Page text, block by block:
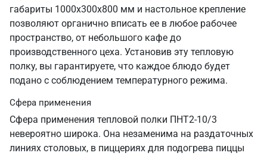
габариты 1000х300х800 мм и настольное крепление
позволяют органично вписать ее в любое рабочее
пространство, от небольшого кафе до
производственного цеха. Установив эту тепловую
полку, вы гарантируете, что каждое блюдо будет
подано с соблюдением температурного режима.
Сфера применения
Сфера применения тепловой полки ПНТ2-10/3
невероятно широка. Она незаменима на раздаточных
линиях столовых, в пиццериях для подогрева пиццы